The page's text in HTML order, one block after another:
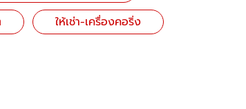
ให้เช่า-เครื่องคอริ่ง